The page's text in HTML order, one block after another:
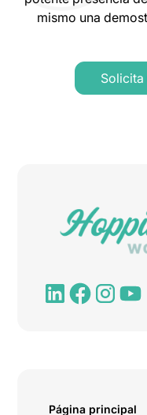
mismo una
Página principal